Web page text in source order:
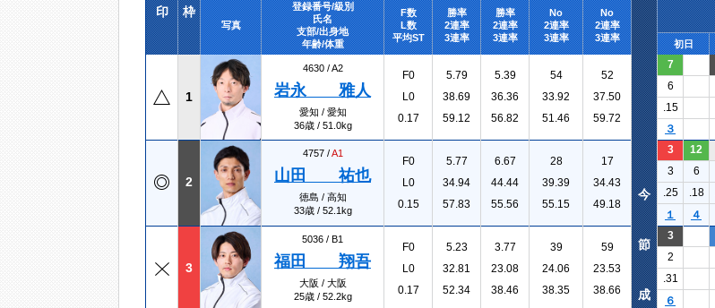
印 枠
写真
登録番号/級別
氏名
支部/出身地
年齢/体重
F数
L数
平均ST
勝率
2連率
3連率
勝率
2連率
3連率
No
2連率
3連率
No
2連率
3連率
初日
1
4630 /A2
岩永 雅人
愛知 / 愛知
36歳 / 51.0kg
F0
L0
0.17
5.79
38.69
59.12
5.39
36.36
56.82
54
33.92
51.46
52
37.50
59.72
7
6
.15
３
2
4757 /A1
山田 祐也
徳島 / 高知
33歳 / 52.1kg
F0
L0
0.15
5.77
34.94
57.83
6.67
44.44
55.56
28
39.39
55.15
17
34.43
49.18
3 12
3 6
.25
.18
１
４
3
5036 / B1
福田 翔吾
大阪 / 大阪
25歳 / 52.2kg
F0
L0
0.17
5.23
32.81
52.34
3.77
23.08
38.46
39
24.06
38.35
59
23.53
38.66
3
2
.31
６
今
節
成